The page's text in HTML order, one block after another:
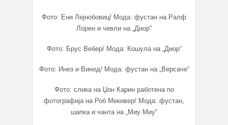
Фото: Ени Лејнобовиц/ Мода: фустан на Ралф
Лорен и чевли на „Диор“
Фото: Брус Вебер/ Мода: Кошула на „Диор“
Фото: Инез и Винод/ Мода: фустан на „Версаче“
Фото: слика на Џон Карин работена по
фотографија на Роб Мекивер/ Мода: фустан,
шапка и чанта на „Миу Миу“